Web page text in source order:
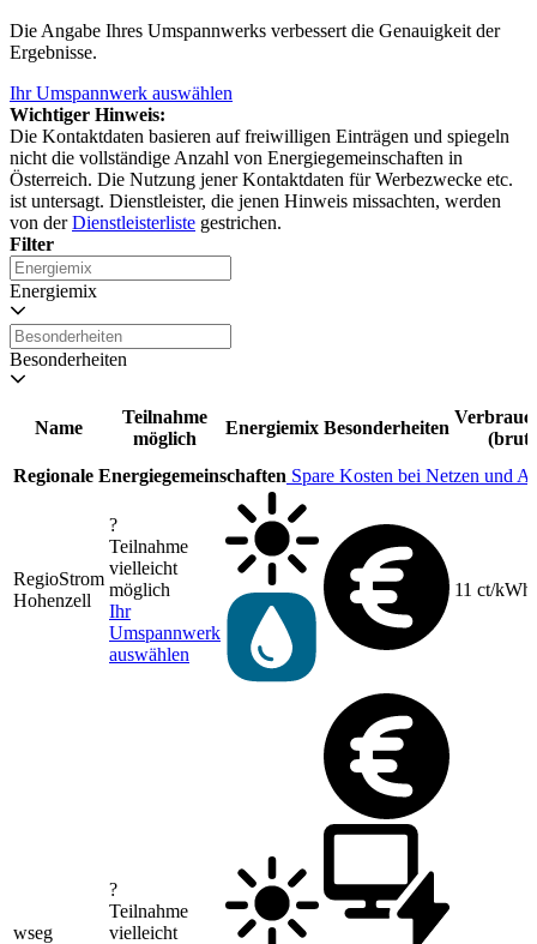
Die Angabe Ihres Umspannwerks verbessert die Genauigkeit der
Ergebnisse.
Ihr Umspannwerk auswählen
Wichtiger Hinweis:
Die Kontaktdaten basieren auf freiwilligen Einträgen und spiegeln
nicht die vollständige Anzahl von Energiegemeinschaften in
Österreich. Die Nutzung jener Kontaktdaten für Werbezwecke etc.
ist untersagt. Dienstleister, die jenen Hinweis missachten, werden
von derDienstleisterliste gestrichen.
Filter
Energiemix
Besonderheiten
Name
Teilnahme
möglich
Energiemix Besonderheiten
Regionale Energiegemeinschaften Spare Kosten bei Netzen und
RegioStrom
Hohenzell
?
Teilnahme
vielleicht
möglich
Ihr
Umspannwerk
auswählen
11 ct/kWh
wseg
?
Teilnahme
vielleicht